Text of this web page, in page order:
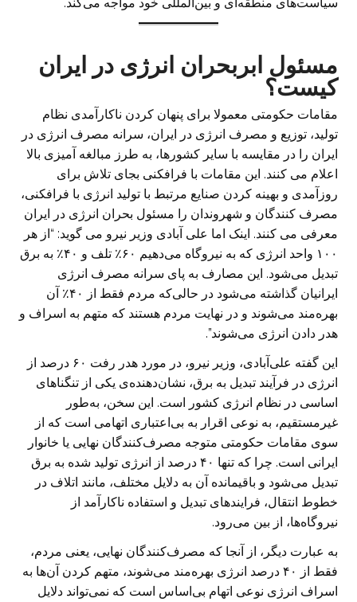
مسئول ابربحران انرژی در ایران
کیست؟
مقامات حکومتی معمولا برای پنهان کردن ناکارآمدی نظام
تولید، توزیع و مصرف انرژی در ایران، سرانه مصرف انرژی در
ایران را در مقایسه با سایر کشورها، به طرز مبالغه آمیزی بالا
اعلام می کنند. این مقامات با فرافکنی بجای تلاش برای
روزآمدی و بهینه کردن صنایع مرتبط با تولید انرژی با فرافکنی،
مصرف کنندگان و شهروندان را مسئول بحران انرژی در ایران
معرفی می کنند. اینک اما علی آبادی وزیر نیرو می گوید: “از هر
۱۰۰ واحد ‎انرژی که به نیروگاه می‌دهیم ۶۰٪ تلف و ۴۰٪ به ‎برق
تبدیل می‌شود. این مصارف به پای سرانه مصرف انرژی
ایرانیان گذاشته می‌شود در حالی‌که مردم فقط از ۴٠٪ آن
بهره‌مند می‌شوند و در نهایت مردم هستند که متهم به اسراف و
هدر دادن انرژی می‌شوند”.
این گفته علی‌آبادی، وزیر نیرو، در مورد هدر رفت ۶۰ درصد از
انرژی در فرآیند تبدیل به برق، نشان‌دهنده‌ی یکی از تنگناهای
اساسی در نظام انرژی کشور است. این سخن، به‌طور
غیرمستقیم، به نوعی اقرار به بی‌اعتباری اتهامی است که از
سوی مقامات حکومتی متوجه مصرف‌کنندگان نهایی یا خانوار
ایرانی است. چرا که تنها ۴۰ درصد از انرژی تولید شده به برق
تبدیل می‌شود و باقیمانده آن به دلایل مختلف، مانند اتلاف در
خطوط انتقال، فرایندهای تبدیل و استفاده ناکارآمد از
نیروگاه‌ها، از بین می‌رود.
به عبارت دیگر، از آنجا که مصرف‌کنندگان نهایی، یعنی مردم،
فقط از ۴۰ درصد انرژی بهره‌مند می‌شوند، متهم کردن آن‌ها به
اسراف انرژی نوعی اتهام بی‌اساس است که نمی‌تواند دلایل